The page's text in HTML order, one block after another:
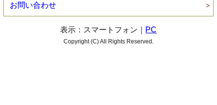
お問い合わせ
表示：スマートフォン｜ PC
Copyright (C) All Rights Reserved.